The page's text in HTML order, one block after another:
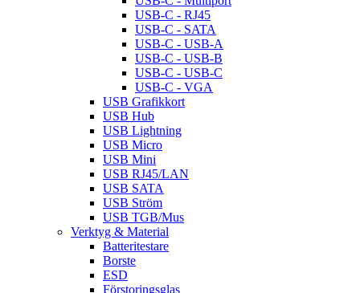
USB-C - RJ45
USB-C - SATA
USB-C - USB-A
USB-C - USB-B
USB-C - USB-C
USB-C - VGA
USB Grafikkort
USB Hub
USB Lightning
USB Micro
USB Mini
USB RJ45/LAN
USB SATA
USB Ström
USB TGB/Mus
Verktyg & Material
Batteritestare
Borste
ESD
Förstoringsglas